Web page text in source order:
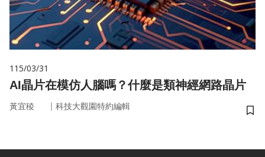
115/03/31
AI晶片在模仿人腦嗎？什麼是類神經網路晶片
黃宜稜 ｜ 科技大觀園特約編輯
儲